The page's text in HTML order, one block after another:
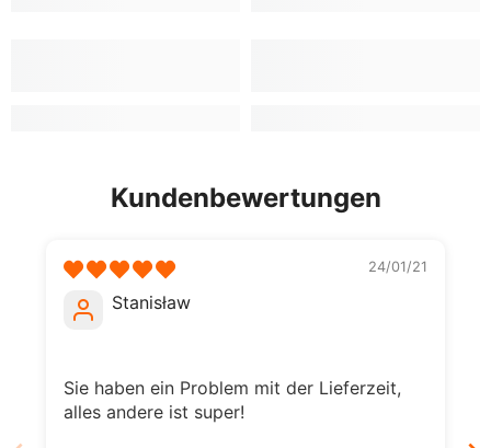
Kundenbewertungen
24/01/21
Stanisław
Sie haben ein Problem mit der Lieferzeit,
alles andere ist super!